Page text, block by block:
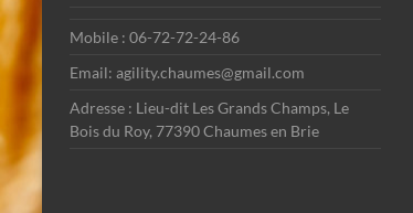
Mobile : 06-72-72-24-86
Email: agility.chaumes@gmail.com
Adresse : Lieu-dit Les Grands Champs, Le
Bois du Roy, 77390 Chaumes en Brie